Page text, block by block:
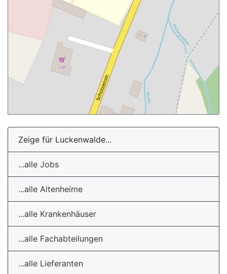
Zeige für Luckenwalde...
...alle Jobs
...alle Altenheime
...alle Krankenhäuser
...alle Fachabteilungen
...alle Lieferanten